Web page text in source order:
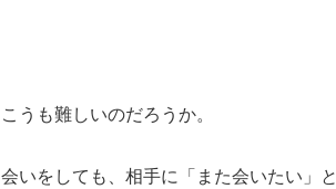
うも難しいのだろうか。
いをしても、相手に「また会いたい」